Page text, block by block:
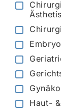
Haut-